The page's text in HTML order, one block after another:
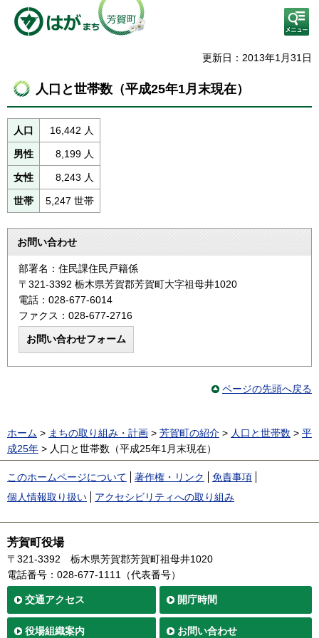
検
索・
メニ
更新日：2013年1月31日
人口と世帯数（平成25年1月末現在）
人口 16,442 人
男性 8,199 人
女性 8,243 人
世帯 5,247 世帯
お問い合わせ
部署名：住民課住民戸籍係
〒321-3392 栃木県芳賀郡芳賀町大字祖母井1020
電話：028-677-6014
ファクス：028-677-2716
ページの先頭へ戻る
ホーム > まちの取り組み・計画 > 芳賀町の紹介 > 人口と世帯数 > 平
成25年 > 人口と世帯数（平成25年1月末現在）
このホームページについて 著作権・リンク
免責事項
個人情報取り扱い
アクセシビリティへの取り組み
芳賀町役場
〒321-3392
栃木県芳賀郡芳賀町祖母井1020
電話番号：028-677-1111（代表番号）
交通アクセス 開庁時間
役場組織案内 お問い合わせ